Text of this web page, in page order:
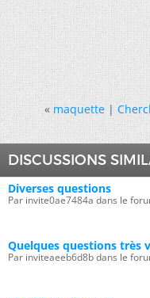
« maquette|
DISCUSSIONS
Diverses questions
Par invite0ae7484a dans le
Quelques questions très
Par inviteaeeb6d8b dans le